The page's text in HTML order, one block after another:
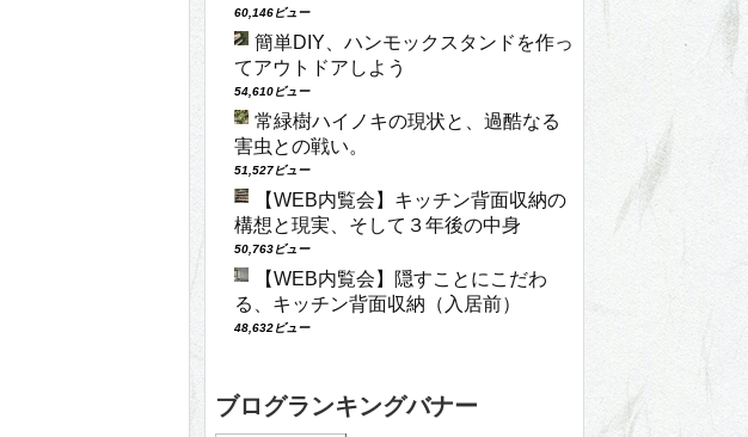
60,146ビュー
簡単DIY、ハンモックスタンドを作っ
てアウトドアしよう
54,610ビュー
常緑樹ハイノキの現状と、過酷なる
害虫との戦い。
51,527ビュー
【WEB内覧会】キッチン背面収納の
構想と現実、そして３年後の中身
50,763ビュー
【WEB内覧会】隠すことにこだわ
る、キッチン背面収納（入居前）
48,632ビュー
ブログランキングバナー